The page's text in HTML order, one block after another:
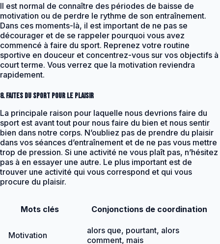
Il est normal de connaître des périodes de baisse de
motivation ou de perdre le rythme de son entraînement.
Dans ces moments-là, il est important de ne pas se
décourager et de se rappeler pourquoi vous avez
commencé à faire du sport. Reprenez votre routine
sportive en douceur et concentrez-vous sur vos objectifs à
court terme. Vous verrez que la motivation reviendra
rapidement.
8. Faites du sport pour le plaisir
La principale raison pour laquelle nous devrions faire du
sport est avant tout pour nous faire du bien et nous sentir
bien dans notre corps. N’oubliez pas de prendre du plaisir
dans vos séances d’entraînement et de ne pas vous mettre
trop de pression. Si une activité ne vous plaît pas, n’hésitez
pas à en essayer une autre. Le plus important est de
trouver une activité qui vous correspond et qui vous
procure du plaisir.
Mots clés Conjonctions de coordination
Motivation
alors que, pourtant, alors
comment, mais